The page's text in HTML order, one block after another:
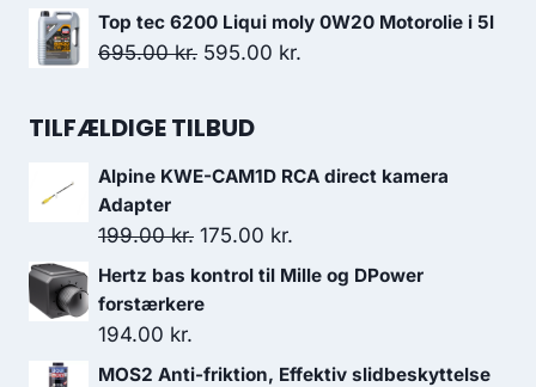
oprindelige
pris
aktuelle
Top tec 6200 Liqui moly 0W20 Motorolie i 5l
695.00kr. Den
pris
695.00 kr..
595.00 kr.
595.00 kr..
TILFÆLDIGE TILBUD
Alpine KWE-CAM1D RCA direct kamera
Adapter
199.00kr. Den
oprindelige
pris
199.00 kr..
175.00 kr.
aktuelle
175.00 kr..
Hertz bas kontrol til Mille og DPower
forstærkere
194.00 kr.
MOS2 Anti-friktion, Effektiv slidbeskyttelse